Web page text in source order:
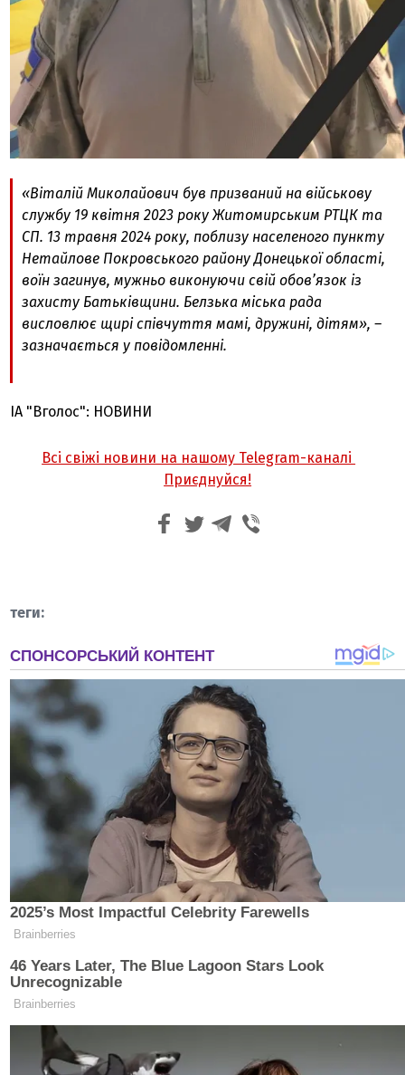
«Віталій Миколайович був призваний на військову
службу 19 квітня 2023 року Житомирським РТЦК та
СП. 13 травня 2024 року, поблизу населеного пункту
Нетайлове Покровського району Донецької області,
воїн загинув, мужньо виконуючи свій обов’язок із
захисту Батьківщини. Белзька міська рада
висловлює щирі співчуття мамі, дружині, дітям», –
зазначається у повідомленні.
ІА "Вголос": НОВИНИ
Всі свіжі новини на нашому Telegram-каналі
Приєднуйся!